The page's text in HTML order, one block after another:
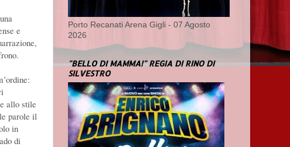
e
allo stile
parole il
in
di
Porto Recanati Arena Gigli - 07 Agosto
2026
"BELLO DI MAMMA!" REGIA DI RINO DI
SILVESTRO